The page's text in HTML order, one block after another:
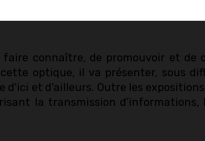
connaître, de promouvoir et de
optique, il va présenter, sous
et d'ailleurs. Outre les
la transmission d’informations,